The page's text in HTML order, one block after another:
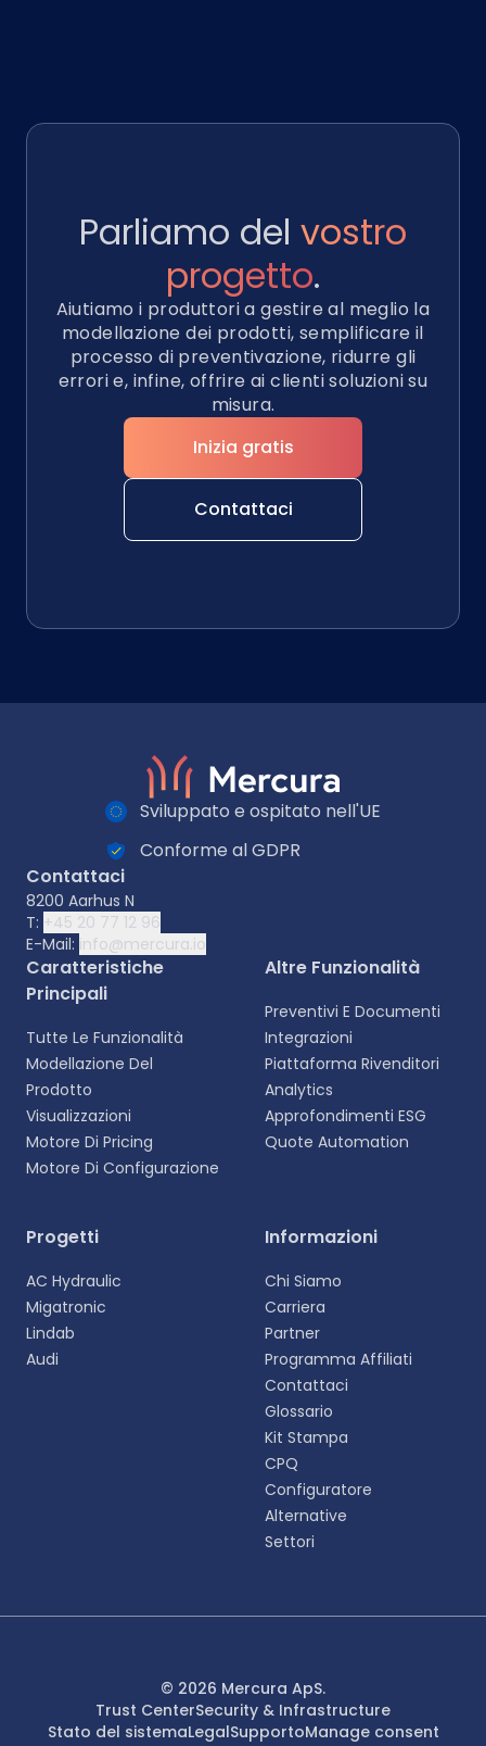
Parliamo del vostro
progetto.
Aiutiamo i produttori a gestire al meglio la
modellazione dei prodotti, semplificare il
processo di preventivazione, ridurre gli
errori e, infine, offrire ai clienti soluzioni su
misura.
Inizia gratis
Contattaci
Sviluppato e ospitato nell'UE
Conforme al GDPR
Contattaci
8200 Aarhus N
T: +45 20 77 12 96
E-Mail: info@mercura.io
Caratteristiche
Principali
Tutte Le Funzionalità
Modellazione Del
Prodotto
Visualizzazioni
Motore Di Pricing
Motore Di Configurazione
Altre Funzionalità
Preventivi E Documenti
Integrazioni
Piattaforma Rivenditori
Analytics
Approfondimenti ESG
Quote Automation
Progetti
AC Hydraulic
Migatronic
Lindab
Audi
Informazioni
Chi Siamo
Carriera
Partner
Programma Affiliati
Contattaci
Glossario
Kit Stampa
CPQ
Configuratore
Alternative
Settori
© 2026 Mercura ApS.
Trust CenterSecurity & Infrastructure
Stato del sistemaLegalSupportoManage consent